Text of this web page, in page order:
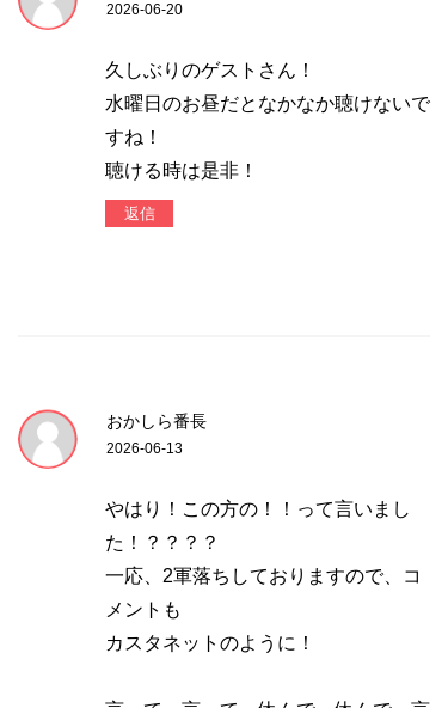
2026-06-20
久しぶりのゲストさん！
水曜日のお昼だとなかなか聴けないで
すね！
聴ける時は是非！
返信
おかしら番長
2026-06-13
やはり！この方の！！って言いまし
た！？？？？
一応、2軍落ちしておりますので、コ
メントも
カスタネットのように！